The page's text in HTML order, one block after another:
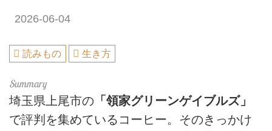
2026-06-04
読みもの 生き方
埼玉県上尾市の 「領家グリーンゲイブルズ」
で評判を集めているコーヒー。そのきっかけ